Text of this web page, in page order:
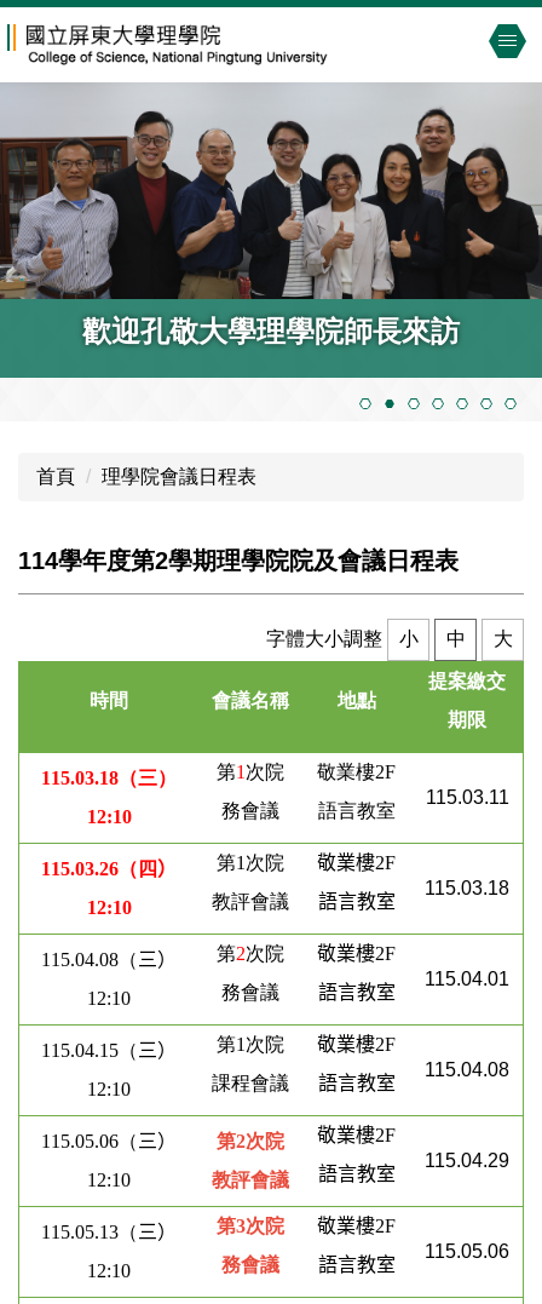
到
內
容
區
歡迎孔敬大學理學院師長來訪
首頁 理學院會議日程表
114學年度第2學期理學院院及會議日程表
字體大小調整 小 中 大
時間 會議名稱 地點
提案繳交
期限
115.03.18（三）
12:10
第1 次院
務會議
敬業樓2F
語言教室
115.03.11
115.03.26（四）
12:10
第1次院
教評會議
敬業樓2F
語言教室
115.03.18
115.04.08（ 三）
12:10
第2次院
務會議
敬業樓2F
語言教室
115.04.01
115.04.15（ 三）
12:10
第1次院
課程會議
敬業樓2F
語言教室
115.04.08
115.05.06（ 三）
12:10
第2次院
教評會議
敬業樓2F
語言教室
115.04.29
115.05.13（ 三）
12:10
第3次院
務會議
敬業樓2F
語言教室
115.05.06